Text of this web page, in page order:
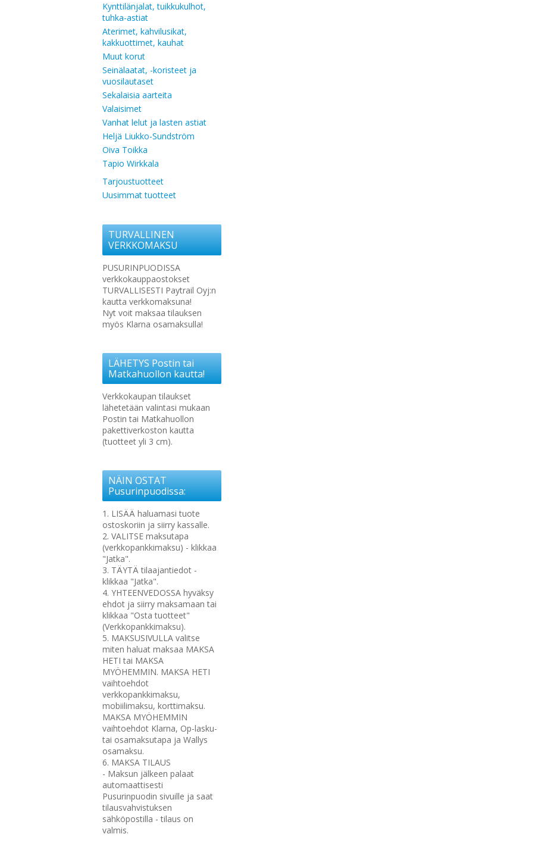
Kynttilänjalat, tuikkukulhot,
tuhka-astiat
Aterimet, kahvilusikat,
kakkuottimet, kauhat
Muut korut
Seinälaatat, -koristeet ja
vuosilautaset
Sekalaisia aarteita
Valaisimet
Vanhat lelut ja lasten astiat
Heljä Liukko-Sundström
Oiva Toikka
Tapio Wirkkala
Tarjoustuotteet
Uusimmat tuotteet
TURVALLINEN
VERKKOMAKSU
PUSURINPUODISSA
verkkokauppaostokset
TURVALLISESTI Paytrail Oyj:n
kautta verkkomaksuna!
Nyt voit maksaa tilauksen
myös Klarna osamaksulla!
LÄHETYS Postin tai
Matkahuollon kautta!
Verkkokaupan tilaukset
lähetetään valintasi mukaan
Postin tai Matkahuollon
pakettiverkoston kautta
(tuotteet yli 3 cm).
NÄIN OSTAT
Pusurinpuodissa:
1. LISÄÄ haluamasi tuote
ostoskoriin ja siirry kassalle.
2. VALITSE maksutapa
(verkkopankkimaksu) - klikkaa
"Jatka".
3. TÄYTÄ tilaajantiedot -
klikkaa "Jatka".
4. YHTEENVEDOSSA hyväksy
ehdot ja siirry maksamaan tai
klikkaa "Osta tuotteet"
(Verkkopankkimaksu).
5. MAKSUSIVULLA valitse
miten haluat maksaa MAKSA
HETI tai MAKSA
MYÖHEMMIN. MAKSA HETI
vaihtoehdot
verkkopankkimaksu,
mobiilimaksu, korttimaksu.
MAKSA MYÖHEMMIN
vaihtoehdot Klarna, Op-lasku-
tai osamaksutapa ja Wallys
osamaksu.
6. MAKSA TILAUS
- Maksun jälkeen palaat
automaattisesti
Pusurinpuodin sivuille ja saat
tilausvahvistuksen
sähköpostilla - tilaus on
valmis.